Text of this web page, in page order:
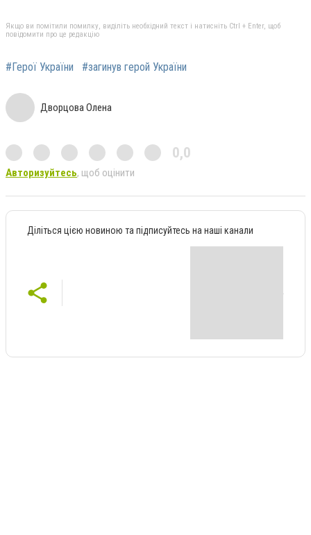
Якщо ви помітили помилку, виділіть необхідний текст і натисніть Ctrl + Enter, щоб
повідомити про це редакцію
#Герої України #загинув герой України
Дворцова Олена
0,0
Авторизуйтесь, щоб оцінити
Діліться цією новиною та підписуйтесь на наші канали